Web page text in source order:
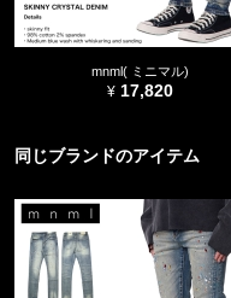
mnml( ミニマル)
17,820
同じブランドのアイテム